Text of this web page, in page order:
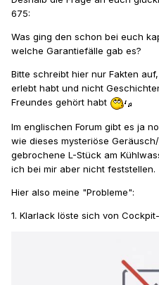
675:
Was ging den schon bei euch
welche Garantiefälle gab es?
Bitte schreibt hier nur Fakten
erlebt habt und nicht
Freundes gehört habt
Im englischen Forum gibt es ja
wie dieses mysteriöse
gebrochene L-Stück am
ich bei mir aber nicht feststellen.
Hier also meine "Probleme":
1. Klarlack löste sich von